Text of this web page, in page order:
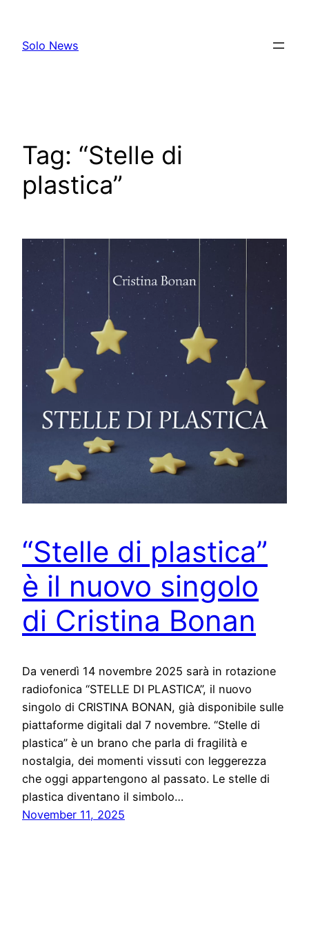
content
Solo News
Tag: “Stelle di
plastica”
“Stelle di plastica”
è il nuovo singolo
di Cristina Bonan
Da venerdì 14 novembre 2025 sarà in rotazione
radiofonica “STELLE DI PLASTICA”, il nuovo
singolo di CRISTINA BONAN, già disponibile sulle
piattaforme digitali dal 7 novembre. “Stelle di
plastica” è un brano che parla di fragilità e
nostalgia, dei momenti vissuti con leggerezza
che oggi appartengono al passato. Le stelle di
plastica diventano il simbolo…
November 11, 2025